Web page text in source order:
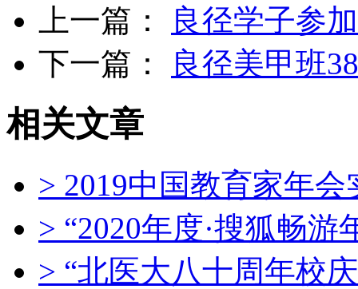
上一篇：
良径学子参
下一篇：
良径美甲班
相关文章
> 2019中国教育家年
> “2020年度·搜狐畅
> “北医大八十周年校